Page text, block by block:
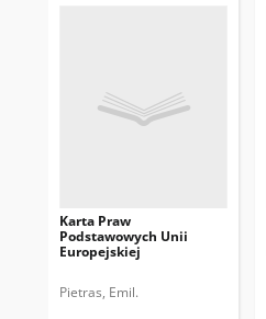
Karta Praw
Podstawowych Unii
Europejskiej
Pietras, Emil.